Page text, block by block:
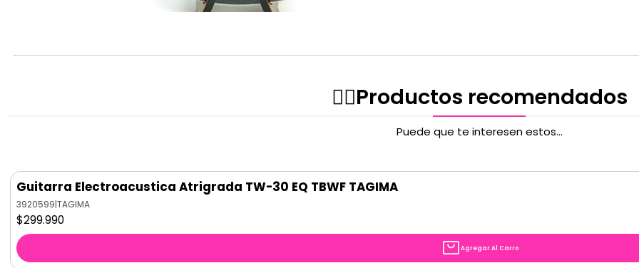
✌🏻️Productos recomendados
Puede que te interesen estos...
Guitarra Electroacustica Atrigrada TW-30 EQ TBWF TAGIMA
3920599|TAGIMA
$299.990
Agregar Al Carro